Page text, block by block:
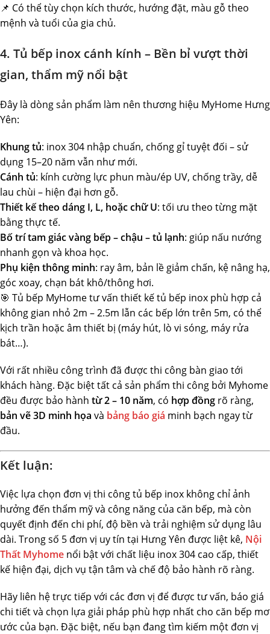
📌 Có thể tùy chọn kích thước, hướng đặt, màu gỗ theo
mệnh và tuổi của gia chủ.
4. Tủ bếp inox cánh kính – Bền bỉ vượt thời
gian, thẩm mỹ nổi bật
Đây là dòng sản phẩm làm nên thương hiệu MyHome Hưng
Yên:
Khung tủ: inox 304 nhập chuẩn, chống gỉ tuyệt đối – sử
dụng 15–20 năm vẫn như mới.
Cánh tủ: kính cường lực phun màu/ép UV, chống trầy, dễ
lau chùi – hiện đại hơn gỗ.
Thiết kế theo dáng I, L, hoặc chữ U: tối ưu theo từng mặt
bằng thực tế.
Bố trí tam giác vàng bếp – chậu – tủ lạnh: giúp nấu nướng
nhanh gọn và khoa học.
Phụ kiện thông minh: ray âm, bản lề giảm chấn, kệ nâng hạ,
góc xoay, chạn bát khô/thông hơi.
🎯 Tủ bếp MyHome tư vấn thiết kế tủ bếp inox phù hợp cả
không gian nhỏ 2m – 2.5m lẫn các bếp lớn trên 5m, có thể
kịch trần hoặc âm thiết bị (máy hút, lò vi sóng, máy rửa
bát…).
Với rất nhiều công trình đã được thi công bàn giao tới
khách hàng. Đặc biệt tất cả sản phẩm thi công bởi Myhome
đều được bảo hành từ 2 – 10 năm, có hợp đồng rõ ràng,
bản vẽ 3D minh họa và bảng báo giá minh bạch ngay từ
đầu.
Kết luận:
Việc lựa chọn đơn vị thi công tủ bếp inox không chỉ ảnh
hưởng đến thẩm mỹ và công năng của căn bếp, mà còn
quyết định đến chi phí, độ bền và trải nghiệm sử dụng lâu
dài. Trong số 5 đơn vị uy tín tại Hưng Yên được liệt kê, Nội
Thất Myhome nổi bật với chất liệu inox 304 cao cấp, thiết
kế hiện đại, dịch vụ tận tâm và chế độ bảo hành rõ ràng.
Hãy liên hệ trực tiếp với các đơn vị để được tư vấn, báo giá
chi tiết và chọn lựa giải pháp phù hợp nhất cho căn bếp mơ
ước của bạn. Đặc biệt, nếu bạn đang tìm kiếm một đơn vị